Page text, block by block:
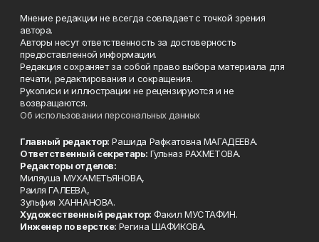
Мнение редакции не всегда совпадает с точкой зрения
автора.
Авторы несут ответственность за достоверность
предоставленной информации.
Редакция сохраняет за собой право выбора материала для
печати, редактирования и сокращения.
Рукописи и иллюстрации не рецензируются и не
возвращаются.
Об использовании персональных данных
Главный редактор: Рашида Рафкатовна МАГАДЕЕВА.
Ответственный секретарь: Гульназ РАХМЕТОВА.
Редакторы отделов:
Миляуша МУХАМЕТЬЯНОВА,
Раиля ГАЛЕЕВА,
Зульфия ХАННАНОВА.
Художественный редактор: Факил МУСТАФИН.
Инженер по верстке: Регина ШАФИКОВА.